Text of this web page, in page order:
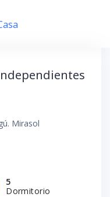
Mirasol
5
Dormitorio